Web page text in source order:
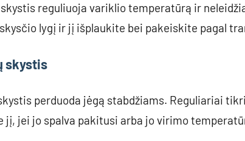
reguliuoja variklio temperatūrą ir
lygį ir jį išplaukite bei pakeiskite pagal
skystis
perduoda jėgą stabdžiams. Reguliariai
jį, jei jo spalva pakitusi arba jo virimo